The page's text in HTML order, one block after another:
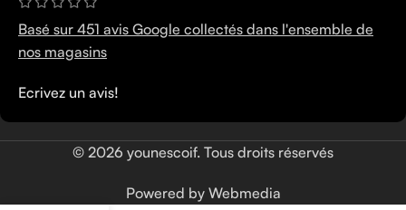
Basé sur 451 avis Google collectés dans l'ensemble de
nos magasins
Ecrivez un avis!
© 2026 younescoif. Tous droits réservés
Powered by Webmedia